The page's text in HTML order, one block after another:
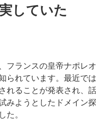
していた
フランスの皇帝ナポレ
られています。最近で
ることが発表され、
みようとしたドメイン
た。